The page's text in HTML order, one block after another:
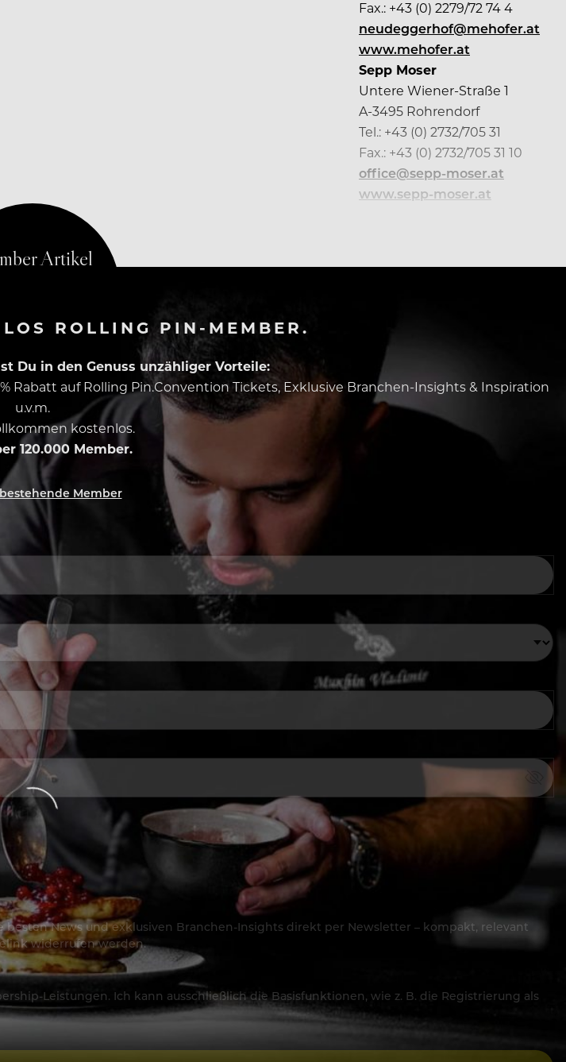
Fax.: +43 (0) 2279/72 74 4
neudeggerhof@mehofer.at
www.mehofer.at
Sepp Moser
Untere Wiener-Straße 1
A-3495 Rohrendorf
Tel.: +43 (0) 2732/705 31
Fax.: +43 (0) 2732/705 31 10
office@sepp-moser.at
www.sepp-moser.at
ROLLING PIN-MEMBER.
Du in den Genuss unzähliger Vorteile:
Rabatt auf Rolling Pin.Convention Tickets, Exklusive Branchen-Insights & Inspiration
u.v.m.
kostenlos.
120.000 Member.
Member
besten News und exklusiven Branchen-Insights direkt per Newsletter – kompakt, relevant
widerrufen werden.
Leistungen. Ich kann ausschließlich die Basisfunktionen, wie z. B. die Registrierung als